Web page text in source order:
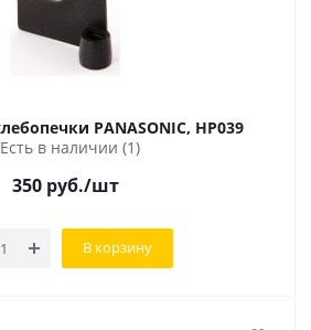
Лопатка для хлебопечки PANASONIC, HP039
Есть в наличии (1)
350руб./шт
В корзину